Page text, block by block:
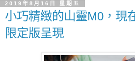
2019年8月16日 星期五
小巧精緻的山靈M0，現
限定版呈現